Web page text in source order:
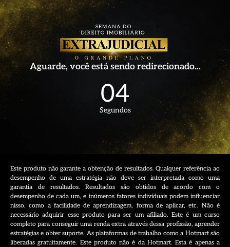
Aguarde, você está sendo redirecionado...
04
Segundos
Este produto não garante a obtenção de resultados. Qualquer referência ao
desempenho de uma estratégia não deve ser interpretada como uma
garantia de resultados. Resultados são obtidos de acordo com o
desempenho de cada um, e inúmeros fatores individuais podem influenciar
nisso, como a facilidade de aprendizagem, forma de aplicar, etc. Não é
necessário adquirir esse produto para ser um afiliado. Este é um curso
completo para conseguir uma renda extra através dessa profissão, aprender
estratégias e obter suporte. As plataformas de trabalho como a Hotmart são
liberadas gratuitamente. Este produto não é da Hotmart. Esta é apenas a